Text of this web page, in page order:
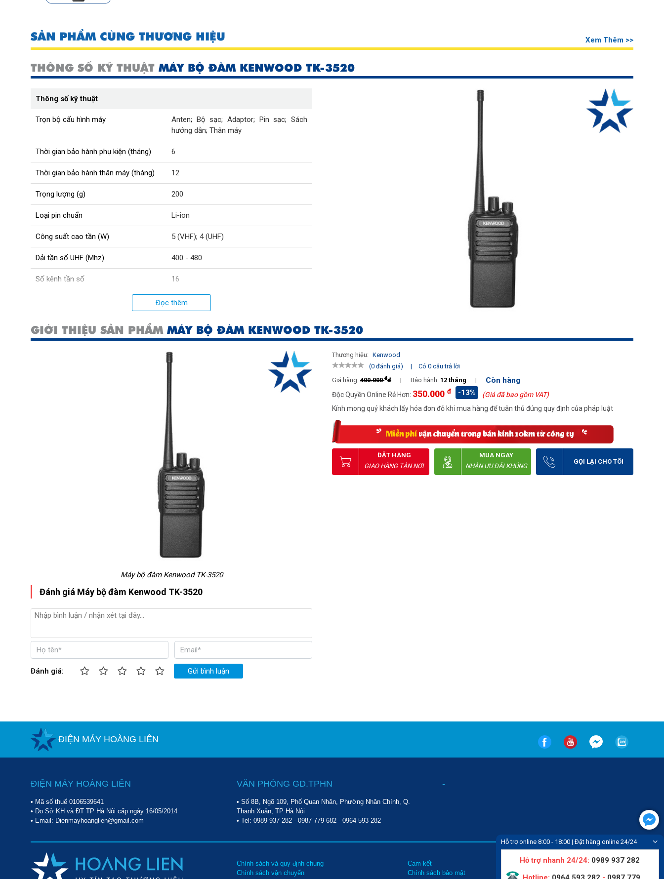
SẢN PHẨM CÙNG THƯƠNG HIỆU Xem Thêm >>
THÔNG SỐ KỸ THUẬT MÁY BỘ ĐÀM KENWOOD TK-3520
Thông số kỹ thuật
Trọn bộ cấu hình máy Anten; Bộ sạc;Adaptor; Pin sạc;Sách
hướng dẫn; Thân máy
Thời gian bảo hành phụ kiện (tháng) 6
Thời gian bảo hành thân máy (tháng) 12
Trọng lượng (g) 200
Loại pin chuẩn Li-ion
Công suất cao tần (W) 5 (VHF); 4 (UHF)
Dải tần số UHF (Mhz) 400 - 480
Số kênh tần số 16
10 - 12
Dung lượng pin (mAh) 3800
VHF
Đọc thêm
GIỚI THIỆU SẢN PHẨM MÁY BỘ ĐÀM KENWOOD TK-3520
Máy bộ đàm Kenwood TK-3520
Đánh giá Máy bộ đàm Kenwood TK-3520
Đánh giá: Gửi bình luận
Thương hiệu: Kenwood
(0 đánh giá)
|
Có 0 câu trả lời
Giá hãng: 400.000đđ | Bảo hành: 12 tháng | Còn hàng
Độc Quyền Online Rẻ Hơn: 350.000 đ -13%
(Giá đã bao gồm VAT)
Kính mong quý khách lấy hóa đơn đỏ khi mua hàng để tuân thủ đúng quy định của pháp luật
ĐẶT HÀNG
GIAO HÀNG TẬN NƠI
MUA NGAY
NHẬN ƯU ĐÃI KHỦNG
GỌI LẠI CHO TÔI
ĐIỆN MÁY HOÀNG LIÊN
ĐIỆN MÁY HOÀNG LIÊN
• Mã số thuế 0106539641
• Do Sở KH và ĐT TP Hà Nội cấp ngày 16/05/2014
• Email: Dienmayhoanglien@gmail.com
VĂN PHÒNG GD.TPHN
• Số 8B, Ngõ 109, Phố Quan Nhân, Phường Nhân Chính, Q.
Thanh Xuân, TP Hà Nội
• Tel: 0989 937 282- 0987 779 682- 0964 593 282
-
Chính sách và quy định chung
Chính sách vận chuyển
Cam kết
Chính sách bảo mật
Tin tức
Liên hệ
Hỗ trợ online 8:00 - 18:00 | Đặt hàng online 24/24
Hỗ trợ nhanh 24/24: 0989 937 282